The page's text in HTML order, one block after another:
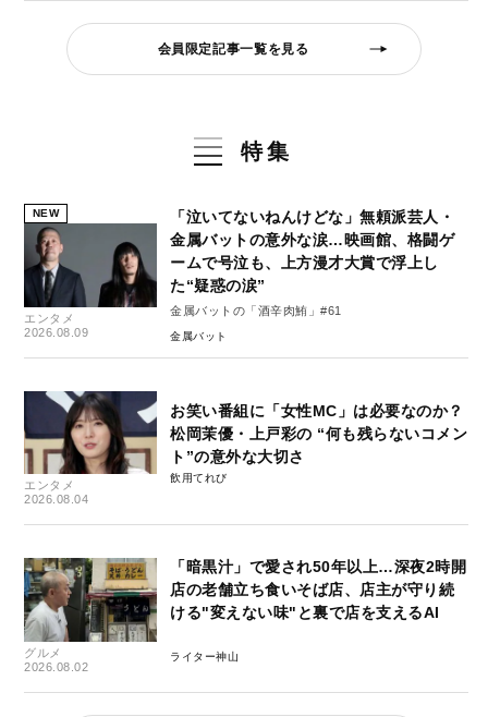
会員限定記事一覧を見る
特集
NEW
エンタメ
2026.08.09
「泣いてないねんけどな」無頼派芸人・
金属バットの意外な涙…映画館、格闘ゲ
ームで号泣も、上方漫才大賞で浮上し
た“疑惑の涙”
金属バットの「酒辛肉鮪」#61
金属バット
エンタメ
2026.08.04
お笑い番組に「女性MC」は必要なのか？
松岡茉優・上戸彩の “何も残らないコメン
ト”の意外な大切さ
飲用てれび
グルメ
2026.08.02
「暗黒汁」で愛され50年以上…深夜2時開
店の老舗立ち食いそば店、店主が守り続
ける"変えない味"と裏で店を支えるAI
ライター神山